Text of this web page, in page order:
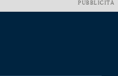
PUBBLICITÀ